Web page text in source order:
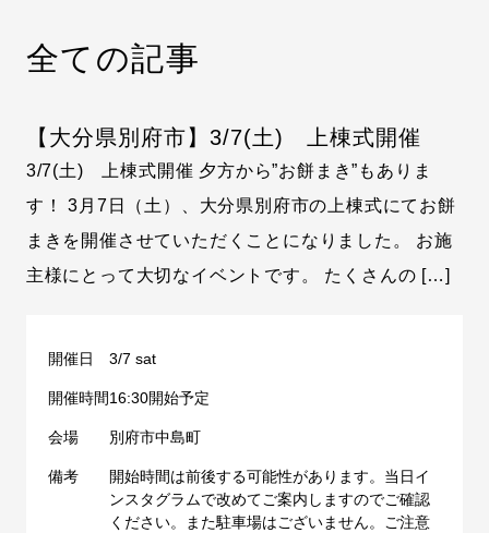
全ての記事
【大分県別府市】3/7(土) 上棟式開催
3/7(土) 上棟式開催 夕方から”お餅まき”もありま
す！ 3月7日（土）、大分県別府市の上棟式にてお餅
まきを開催させていただくことになりました。 お施
主様にとって大切なイベントです。 たくさんの […]
開催日 3/7 sat
開催時間16:30開始予定
会場 別府市中島町
備考
開始時間は前後する可能性があります。当日イ
ンスタグラムで改めてご案内しますのでご確認
ください。また駐車場はございません。ご注意